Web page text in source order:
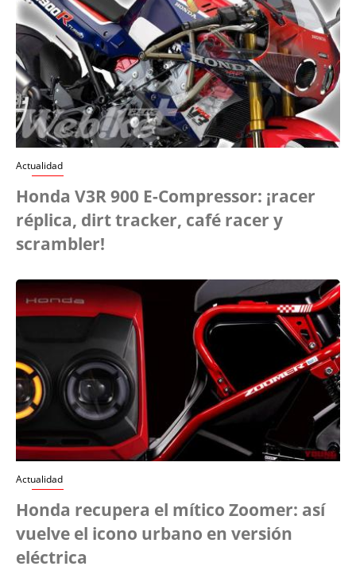
Actualidad
Honda V3R 900 E-Compressor: ¡racer
réplica, dirt tracker, café racer y
scrambler!
Actualidad
Honda recupera el mítico Zoomer: así
vuelve el icono urbano en versión
eléctrica